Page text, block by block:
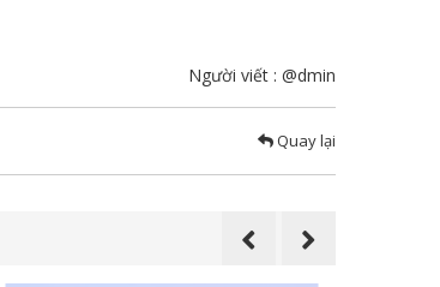
Người viết : @dmin
Quay lại